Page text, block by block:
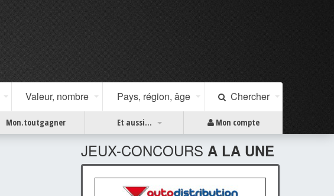
Valeur, nombre Pays, région, âge Chercher
Mon.toutgagner Et aussi... Mon compte
JEUX-CONCOURS A LA UNE